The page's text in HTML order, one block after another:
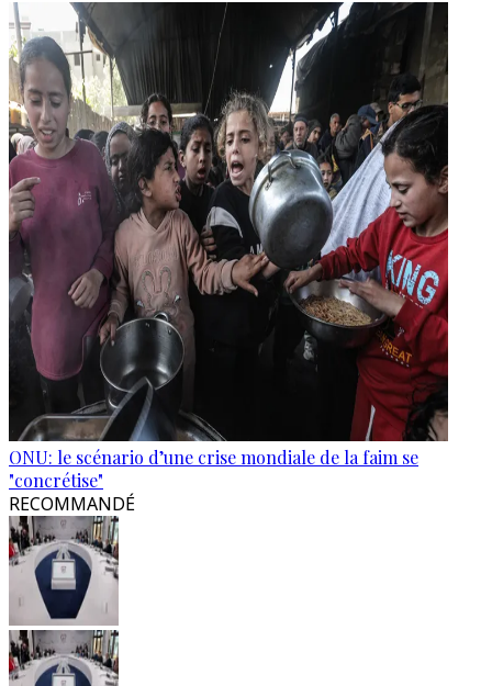
ONU: le scénario d’une crise mondiale de la faim se
"concrétise"
RECOMMANDÉ